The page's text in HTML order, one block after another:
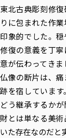
ICT教育
初年次教育
実学臨床教
教育実践活動
禅のこころ
教員紹介・
学びのサポ
学びのサポー
学費（学部学
授業料減免・
宿舎の紹介
学生生活サポ
学生自主活動
伝承講座「
JICA草の根技
被災地の子ど
研究所につい
研究者のご紹
東北古典彫刻修
りに包まれた作
印象的でした。
修復の意義を丁
意が伝わってき
仏像の断片は、
跡を宿しています
どう継承するか
財とは単なる美
いた存在なのだと